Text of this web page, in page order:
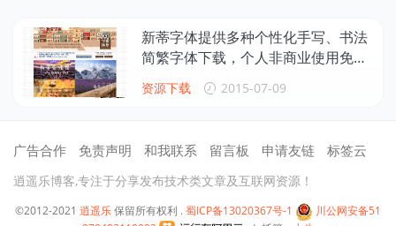
新蒂字体提供多种个性化手写、书法
简繁字体下载，个人非商业使用免
费！
资源下载 2015-07-09
广告合作 免责声明 和我联系 留言板 申请友链 标签云
逍遥乐博客,专注于分享发布技术类文章及互联网资源！
©2012-2021 逍遥乐保留所有权利 . 蜀ICP备13020367号-1
川公网安备51